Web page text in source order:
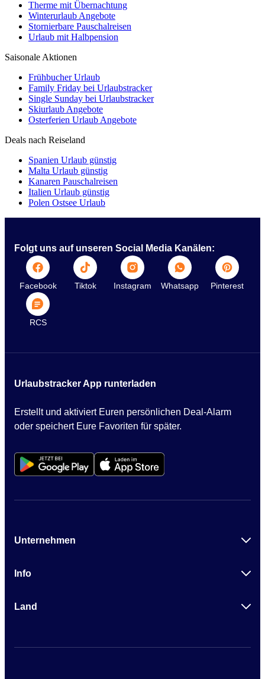
Therme mit Übernachtung
Winterurlaub Angebote
Stornierbare Pauschalreisen
Urlaub mit Halbpension
Saisonale Aktionen
Frühbucher Urlaub
Family Friday bei Urlaubstracker
Single Sunday bei Urlaubstracker
Skiurlaub Angebote
Osterferien Urlaub Angebote
Deals nach Reiseland
Spanien Urlaub günstig
Malta Urlaub günstig
Kanaren Pauschalreisen
Italien Urlaub günstig
Polen Ostsee Urlaub